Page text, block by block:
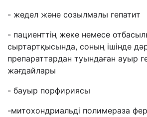
- жедел және созылмалы гепатит
- пациенттің жеке немесе
сыртартқысында, соның ішінде
препараттардан туындаған ауыр
жағдайлары
- бауыр порфириясы
-митохондриальді полимераза